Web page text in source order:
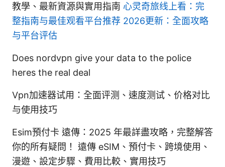
教學、最新資源與實用指南 心灵奇旅线上看：完
整指南与最佳观看平台推荐 2026更新：全面攻略
与平台评估
Does nordvpn give your data to the police
heres the real deal
Vpn加速器试用：全面评测、速度测试、价格对比
与使用技巧
Esim預付卡 遠傳：2025 年最詳盡攻略，完整解答
你的所有疑問！ 遠傳 eSIM、預付卡、跨境使用、
漫遊、設定步驟、費用比較、實用技巧